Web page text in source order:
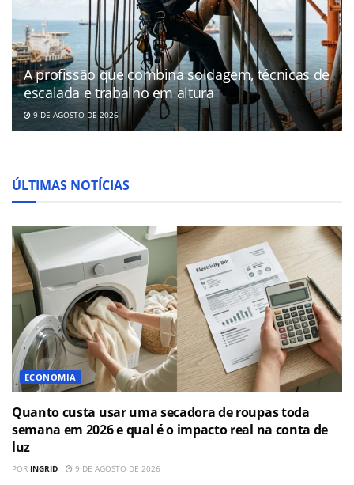
A profissão que combina soldagem, técnicas de
escalada e trabalho em altura
9 DE AGOSTO DE 2026
ÚLTIMAS NOTÍCIAS
ECONOMIA
Quanto custa usar uma secadora de roupas toda
semana em 2026 e qual é o impacto real na conta de
luz
POR INGRID 9 DE AGOSTO DE 2026